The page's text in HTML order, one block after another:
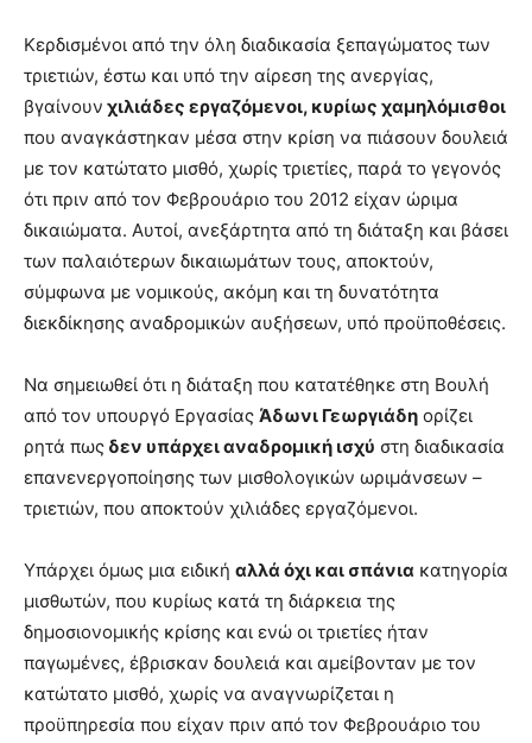
Κερδισμένοι από την όλη διαδικασία ξεπαγώματος των
τριετιών, έστω και υπό την αίρεση της ανεργίας,
βγαίνουν χιλιάδες εργαζόμενοι, κυρίως χαμηλόμισθοι
που αναγκάστηκαν μέσα στην κρίση να πιάσουν δουλειά
με τον κατώτατο μισθό, χωρίς τριετίες, παρά το γεγονός
ότι πριν από τον Φεβρουάριο του 2012 είχαν ώριμα
δικαιώματα. Αυτοί, ανεξάρτητα από τη διάταξη και βάσει
των παλαιότερων δικαιωμάτων τους, αποκτούν,
σύμφωνα με νομικούς, ακόμη και τη δυνατότητα
διεκδίκησης αναδρομικών αυξήσεων, υπό προϋποθέσεις.
Να σημειωθεί ότι η διάταξη που κατατέθηκε στη Βουλή
από τον υπουργό Εργασίας Άδωνι Γεωργιάδη ορίζει
ρητά πως δεν υπάρχει αναδρομική ισχύ στη διαδικασία
επανενεργοποίησης των μισθολογικών ωριμάνσεων –
τριετιών, που αποκτούν χιλιάδες εργαζόμενοι.
Υπάρχει όμως μια ειδική αλλά όχι και σπάνια κατηγορία
μισθωτών, που κυρίως κατά τη διάρκεια της
δημοσιονομικής κρίσης και ενώ οι τριετίες ήταν
παγωμένες, έβρισκαν δουλειά και αμείβονταν με τον
κατώτατο μισθό, χωρίς να αναγνωρίζεται η
προϋπηρεσία που είχαν πριν από τον Φεβρουάριο του